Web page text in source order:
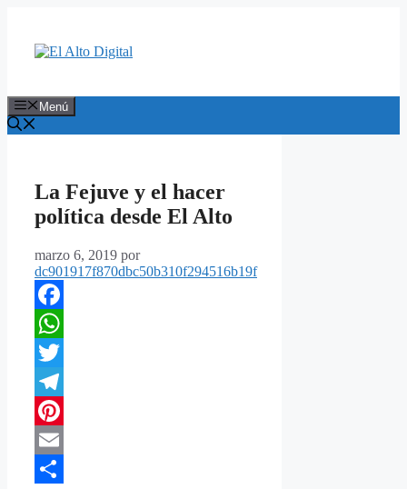
contenido
Menú
La Fejuve y el hacer
política desde El Alto
marzo 6, 2019 por
dc901917f870dbc50b310f294516b19f
Facebook
WhatsApp
Twitter
Telegram
Pinterest
Email